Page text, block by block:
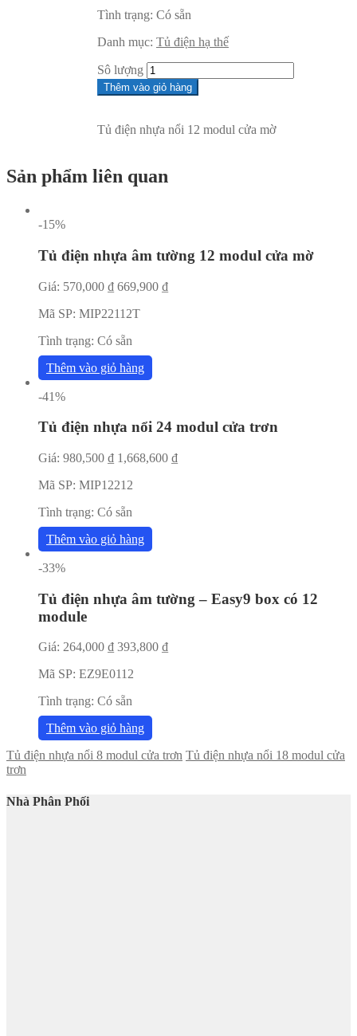
Tình trạng: Có sẵn
Danh mục: Tủ điện hạ thế
Sô lượng
Thêm vào giỏ hàng
Tủ điện nhựa nổi 12 modul cửa mờ
Sản phẩm liên quan
-15%
Tủ điện nhựa âm tường 12 modul cửa mờ
Giá: 570,000 ₫ 669,900 ₫
Mã SP: MIP22112T
Tình trạng: Có sẵn
Thêm vào giỏ hàng
-41%
Tủ điện nhựa nổi 24 modul cửa trơn
Giá: 980,500 ₫ 1,668,600 ₫
Mã SP: MIP12212
Tình trạng: Có sẵn
Thêm vào giỏ hàng
-33%
Tủ điện nhựa âm tường – Easy9 box có 12
module
Giá: 264,000 ₫ 393,800 ₫
Mã SP: EZ9E0112
Tình trạng: Có sẵn
Thêm vào giỏ hàng
Tủ điện nhựa nổi 8 modul cửa trơn Tủ điện nhựa nổi 18 modul cửa
trơn
Nhà Phân Phối